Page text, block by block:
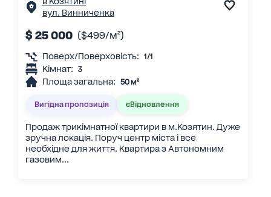
вул. Винниченка
$ 25 000 ($499/м²)
Поверх/Поверховість: 1/1
Кімнат: 3
Площа загальна: 50 м²
Вигідна пропозиція єВідновлення
Продаж трикімнатної квартири в м.Козятин. Дуже
зручна локація. Поруч центр міста і все
необхідне для життя. Квартира з Автономним
газовим...